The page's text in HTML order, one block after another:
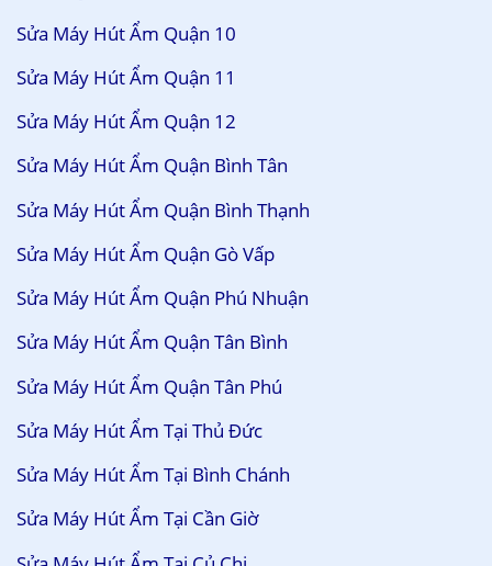
Sửa Máy Hút Ẩm Quận 10
Sửa Máy Hút Ẩm Quận 11
Sửa Máy Hút Ẩm Quận 12
Sửa Máy Hút Ẩm Quận Bình Tân
Sửa Máy Hút Ẩm Quận Bình Thạnh
Sửa Máy Hút Ẩm Quận Gò Vấp
Sửa Máy Hút Ẩm Quận Phú Nhuận
Sửa Máy Hút Ẩm Quận Tân Bình
Sửa Máy Hút Ẩm Quận Tân Phú
Sửa Máy Hút Ẩm Tại Thủ Đức
Sửa Máy Hút Ẩm Tại Bình Chánh
Sửa Máy Hút Ẩm Tại Cần Giờ